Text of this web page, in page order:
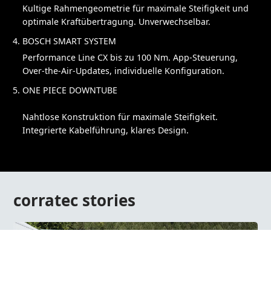
Kultige Rahmengeometrie für maximale Steifigkeit und
optimale Kraftübertragung. Unverwechselbar.
BOSCH SMART SYSTEM
Performance Line CX bis zu 100 Nm. App-Steuerung,
Over-the-Air-Updates, individuelle Konfiguration.
ONE PIECE DOWNTUBE
Nahtlose Konstruktion für maximale Steifigkeit.
Integrierte Kabelführung, klares Design.
corratec stories